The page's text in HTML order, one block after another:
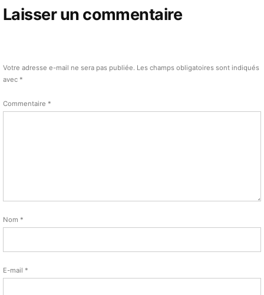
Laisser un commentaire
Votre adresse e-mail ne sera pas publiée. Les champs obligatoires sont indiqués
avec *
Commentaire *
Nom *
E-mail *